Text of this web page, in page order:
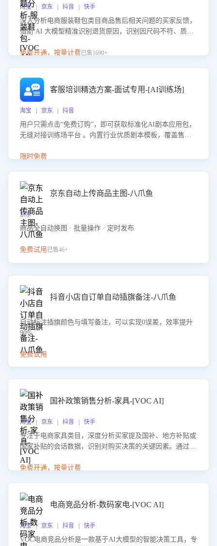
淘宝 | 京东 | 抖音 | 快手
深入分析电商服装鞋包类目商品售后相关问题的买家反馈，
借助 AI 大模型精准识别退货原因，识别因尺码不符、质量
问题等导致的退货原因，给出全方位优化产品与服务的建
议，助力商家优化产品或服务，实现销售额的显著提升。
免费开通，按量计费已售1690+
客服培训精选方案-面试专用-[AI训练场]
淘宝 | 京东 | 抖音
用户只需点击“免费订购”，即可获取标准化AI剧本应用包，
无缝对接训练场平台 。内置行业优质剧本模板，覆盖售前
初始化时间，助力企业快速启动智能客服训练
限时免费
京东自动上传商品主图-八爪鱼
京东
商品全自动换图 · 批量操作 · 定时发布
免费试用 已售46+
抖音小店自订单自动插旗备注-八爪鱼
自动标注插旗颜色与填写备注，可以实现0误差，效率提升
90%
免费试用
国补政策销售分析-家具-[VOC AI]
淘宝 | 京东 | 抖音 | 快手
专注于电商家具类目，深度分析买家提及国补、地方补贴或
国家补贴的会话数据，识别对购买决策的关键因素。通过AI
大模型评估客服在政策宣传、回应及互动中的表现，生成优
化策略，助力商家利用国补政策提升GMV。
免费开通，按量计费
电商竞品分析-数码家电-[VOC AI]
淘宝 | 京东 | 抖音 | 快手
VOC电商竞品分析是一款基于AI大模型的智能决策工具，专